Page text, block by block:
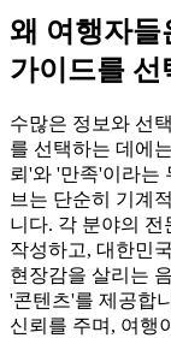
왜 여행자
가이드를 선
수많은 정보와 선
를 선택하는 데에
뢰'와 '만족'이라는
브는 단순히 기계
니다. 각 분야의
작성하고, 대한민
현장감을 살리는
'콘텐츠'를 제공합
신뢰를 주며, 여행